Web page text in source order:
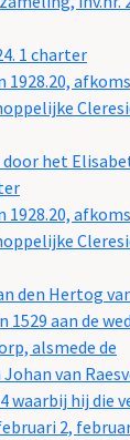
1 charter
1928.20,
het
1928.20,
den Hertog
aan de
alsmede de
van
waarbij hij die
2,